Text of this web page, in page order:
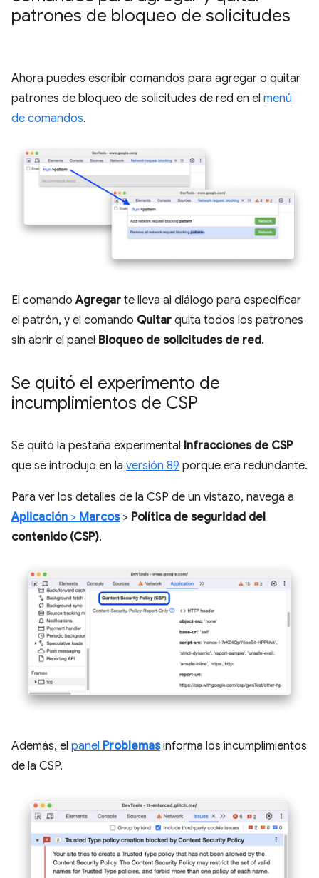
patrones de bloqueo de solicitudes
Ahora puedes escribir comandos para agregar o quitar
patrones de bloqueo de solicitudes de red en el menú
de comandos.
El comandoAgregar te lleva al diálogo para especificar
el patrón, y el comando Quitar quita todos los patrones
sin abrir el panel Bloqueo de solicitudes de red.
Se quitó el experimento de
incumplimientos de CSP
Se quitó la pestaña experimental Infracciones de CSP
que se introdujo en la versión 89 porque era redundante.
Para ver los detalles de la CSP de un vistazo, navega a
Aplicación > Marcos> Política de seguridad del
contenido (CSP).
Además, el panel Problemasinforma los incumplimientos
de la CSP.